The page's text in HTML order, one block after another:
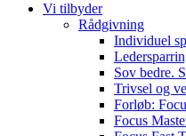
Vi tilbyder
Rådgivning
Individuel
Sov bedre.
Trivsel og
Forløb:
Focus